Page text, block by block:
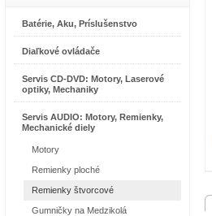
Batérie, Aku, Príslušenstvo
Diaľkové ovládače
Servis CD-DVD: Motory, Laserové
optiky, Mechaniky
Servis AUDIO: Motory, Remienky,
Mechanické diely
Motory
Remienky ploché
Remienky štvorcové
Gumničky na Medzikolá